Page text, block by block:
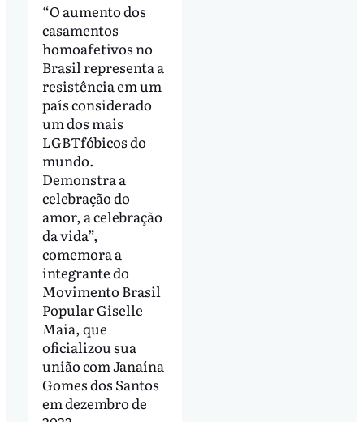
“O aumento dos
casamentos
homoafetivos no
Brasil representa a
resistência em um
país considerado
um dos mais
LGBTfóbicos do
mundo.
Demonstra a
celebração do
amor, a celebração
da vida”,
comemora a
integrante do
Movimento Brasil
Popular Giselle
Maia, que
oficializou sua
união com Janaína
Gomes dos Santos
em dezembro de